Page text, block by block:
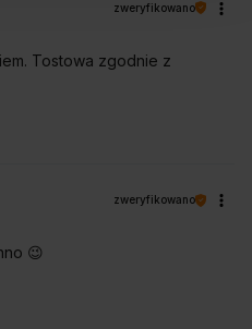
zweryfikowano
Tostowa zgodnie z
zweryfikowano
😉